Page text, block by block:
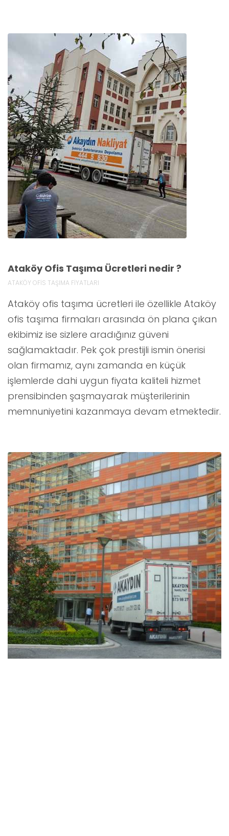
Ataköy Ofis Taşıma Ücretleri nedir ?
ATAKÖY OFİS TAŞIMA FİYATLARI
Ataköy ofis taşıma ücretleri ile özellikle Ataköy
ofis taşıma firmaları arasında ön plana çıkan
ekibimiz ise sizlere aradığınız güveni
sağlamaktadır. Pek çok prestijli ismin önerisi
olan firmamız, aynı zamanda en küçük
işlemlerde dahi uygun fiyata kaliteli hizmet
prensibinden şaşmayarak müşterilerinin
memnuniyetini kazanmaya devam etmektedir.